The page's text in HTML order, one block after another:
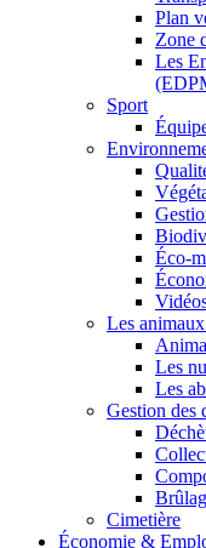
Plan
Zone
Les
Sport
Éco-
Les
Les
Les
Gestion des
Cimetière
Économie &